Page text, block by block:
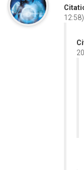
12:58)